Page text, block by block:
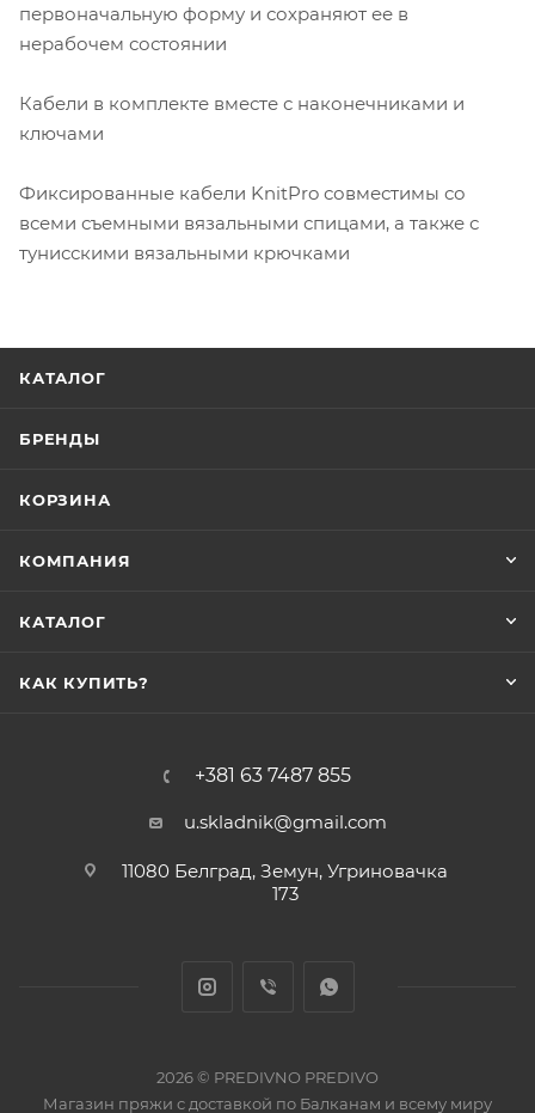
первоначальную форму и сохраняют ее в
нерабочем состоянии
Кабели в комплекте вместе с наконечниками и
ключами
Фиксированные кабели KnitPro совместимы со
всеми съемными вязальными спицами, а также с
тунисскими вязальными крючками
КАТАЛОГ
БРЕНДЫ
КОРЗИНА
КОМПАНИЯ
КАТАЛОГ
КАК КУПИТЬ?
+381 63 7487 855
u.skladnik@gmail.com
11080 Белград, Земун, Угриновачка
173
2026 © PREDIVNO PREDIVO
Магазин пряжи с доставкой по Балканам и всему миру